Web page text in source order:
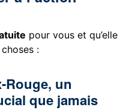
pour vous et qu’elle
:
Rouge, un
que jamais